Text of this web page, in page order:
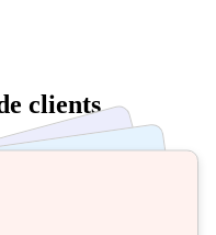
clients